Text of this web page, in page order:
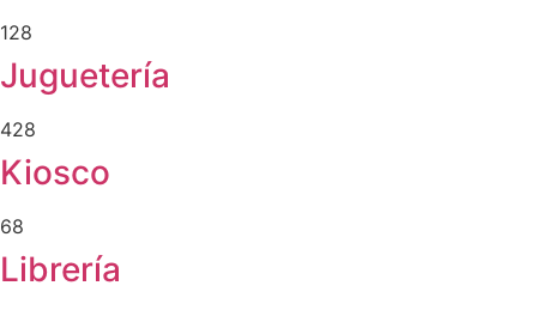
128
Juguetería
428
Kiosco
68
Librería